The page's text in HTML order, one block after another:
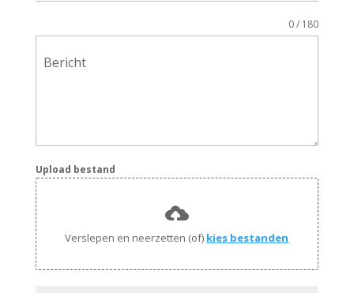
Bericht
0 / 180
Upload bestand
Verslepen en neerzetten (of) kies bestanden